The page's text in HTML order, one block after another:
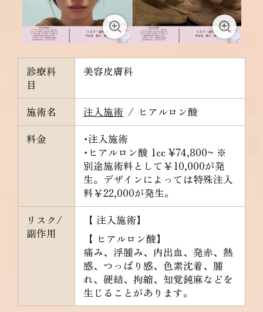
診療科
目
美容皮膚科
施術名 注入施術 / ヒアルロン酸
料金
･注入施術
･ヒアルロン酸 1cc ¥74,800~ ※
別途施術料として￥10,000が発
生。デザインによっては特殊注入
料￥22,000が発生。
リスク/
副作用
【 注入施術】
【 ヒアルロン酸】
痛み、浮腫み、内出血、発赤、熱
感、つっぱり感、色素沈着、腫
れ、硬結、拘縮、知覚鈍麻などを
生じることがあります。